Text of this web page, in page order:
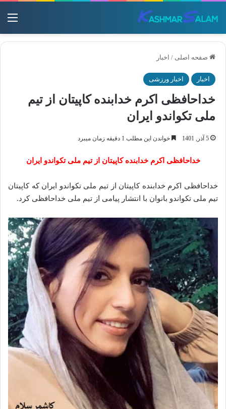
صفحه اصلی / اخبار
اخبار اخبار ورزشی
خداحافظی اکرم خدابنده کاپیتان از تیم
ملی تکواندو ایران
5 آذر, 1401 خواندن این مطلب 1 دقیقه زمان میبرد
خداحافظی اکرم خدابنده کاپیتان از تیم ملی تکواندو ایران
خداحافظی اکرم خدابنده کاپیتان از تیم ملی تکواندو ایران که کاپیتان
تیم ملی تکواندو بانوان با انتشار پیامی از تیم ملی خداحافظی کرد.